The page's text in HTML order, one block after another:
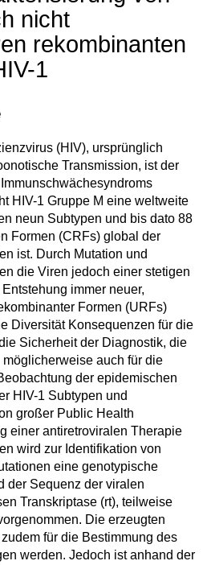
nicht
rekombinanten
1
(HIV), ursprünglich
Transmission, ist der
HIV-1 Gruppe M eine weltweite
neun Subtypen und bis dato 88
Formen (CRFs) global der
ist. Durch Mutation und
die Viren jedoch einer stetigen
immer neuer,
Formen (URFs)
Diversität Konsequenzen für die
Sicherheit der Diagnostik, die
möglicherweise auch für die
der epidemischen
HIV-1 Subtypen und
großer Public Health
einer antiretroviralen Therapie
wird zur Identifikation von
eine genotypische
der Sequenz der viralen
Transkriptase (rt), teilweise
Die erzeugten
für die Bestimmung des
werden. Jedoch ist anhand der